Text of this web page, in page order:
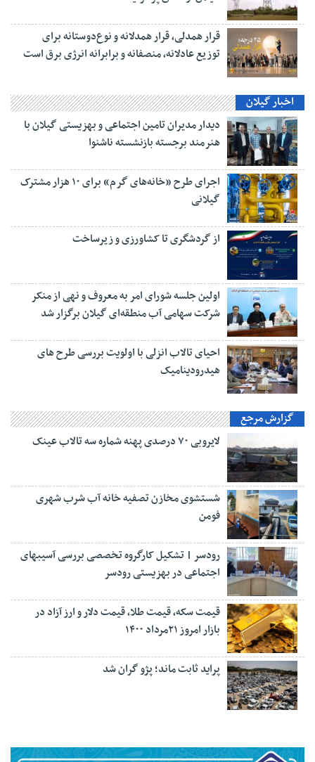
قرار همدلی، قرار همدلانه و نوع‌دوستانه برای
توزیع عادلانه، منصفانه و برابرانه انرژی برق است
اخبار گیلان
دیدار مدیران تامین اجتماعی و بهزیستی گیلان با
هنرمند برجسته بازنشسته ناشنوا
اجرای طرح «خانه‌های گرم» برای ۱۰ هزار مشترک
گیلانی
از گردشگری تا کشاورزی و زیرساخت
اولین جلسه شورای امر به معروف و نهی از منکر
شرکت سهامی آب منطقه‌ای گیلان برگزار شد
احیای تالاب انزلی با اولویت بررسی طرح های
هیدرودینامیک
گزارش مرجع
لایروبی ۷۰ درصدی پهنه شماره سه تالاب عینک
شستشوی مخازن تصفیه خانه آب شرب شهری
فومن
رودسر | تشکیل کارگروه تخصصی بررسی آسیبهای
اجتماعی در بهزیستی رودسر
قیمت سکه، قیمت طلا، قیمت دلار و ارز آزاد در
بازار امروز ۲۱مرداد ۱۴۰۰
پراید ثابت ماند؛ پژو گران شد